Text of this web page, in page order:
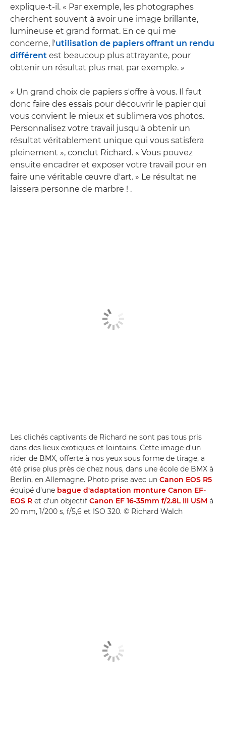
explique-t-il. « Par exemple, les photographes
cherchent souvent à avoir une image brillante,
lumineuse et grand format. En ce qui me
concerne, l'utilisation de papiers offrant un rendu
différent est beaucoup plus attrayante, pour
obtenir un résultat plus mat par exemple. »
« Un grand choix de papiers s'offre à vous. Il faut
donc faire des essais pour découvrir le papier qui
vous convient le mieux et sublimera vos photos.
Personnalisez votre travail jusqu'à obtenir un
résultat véritablement unique qui vous satisfera
pleinement », conclut Richard. « Vous pouvez
ensuite encadrer et exposer votre travail pour en
faire une véritable œuvre d'art. » Le résultat ne
laissera personne de marbre ! .
Les clichés captivants de Richard ne sont pas tous pris
dans des lieux exotiques et lointains. Cette image d'un
rider de BMX, offerte à nos yeux sous forme de tirage, a
été prise plus près de chez nous, dans une école de BMX à
Berlin, en Allemagne. Photo prise avec un Canon EOS R5
équipé d'une bague d'adaptation monture Canon EF-
EOS R et d'un objectif Canon EF 16-35mm f/2.8L III USM à
20 mm, 1/200 s, f/5,6 et ISO 320. © Richard Walch